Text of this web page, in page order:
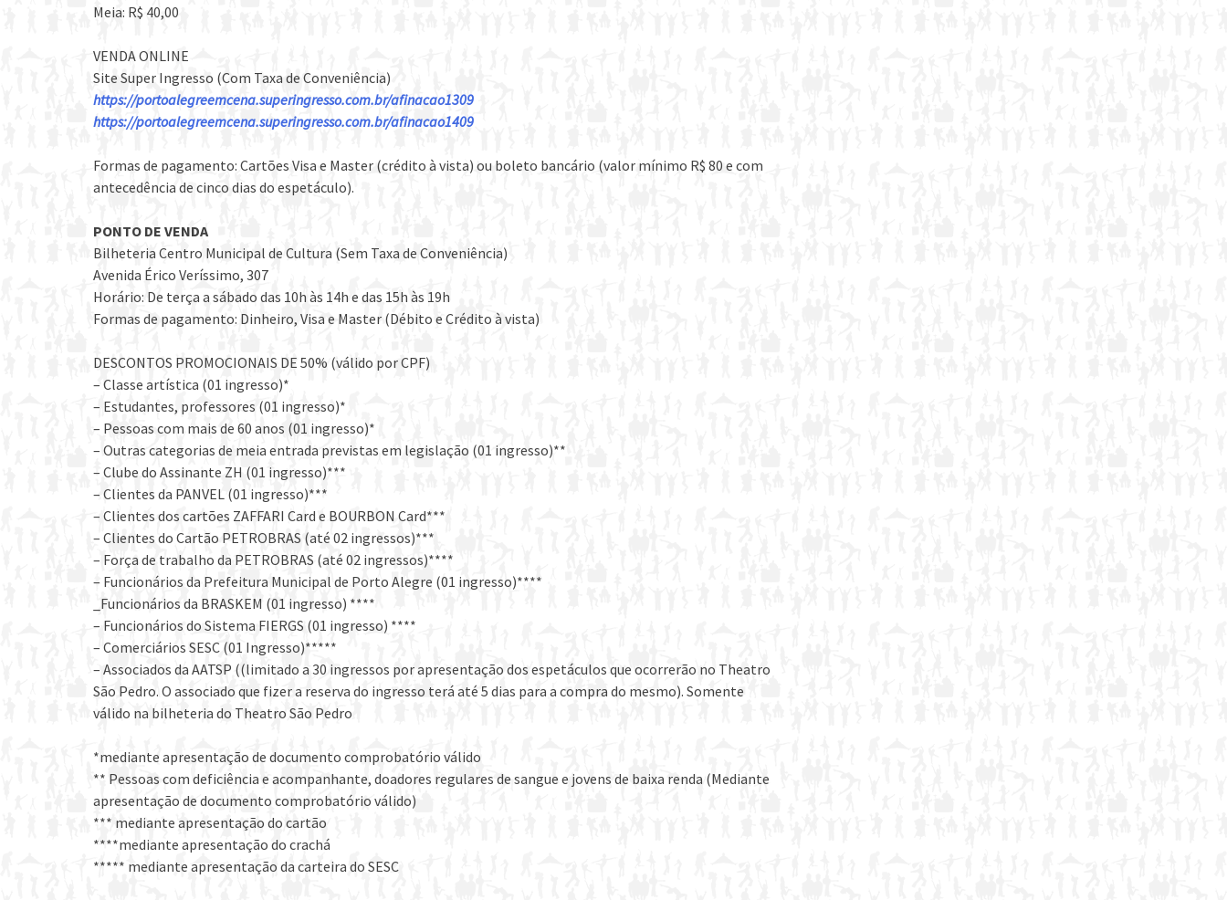
Meia: R$ 40,00
VENDA ONLINE
Site Super Ingresso (Com Taxa de Conveniência)
https://portoalegreemcena.superingresso.com.br/afinacao1309
https://portoalegreemcena.superingresso.com.br/afinacao1409
Formas de pagamento: Cartões Visa e Master (crédito à vista) ou boleto bancário (valor mínimo R$ 80 e com
antecedência de cinco dias do espetáculo).
PONTO DE VENDA
Bilheteria Centro Municipal de Cultura (Sem Taxa de Conveniência)
Avenida Érico Veríssimo, 307
Horário: De terça a sábado das 10h às 14h e das 15h às 19h
Formas de pagamento: Dinheiro, Visa e Master (Débito e Crédito à vista)
DESCONTOS PROMOCIONAIS DE 50% (válido por CPF)
– Classe artística (01 ingresso)*
– Estudantes, professores (01 ingresso)*
– Pessoas com mais de 60 anos (01 ingresso)*
– Outras categorias de meia entrada previstas em legislação (01 ingresso)**
– Clube do Assinante ZH (01 ingresso)***
– Clientes da PANVEL (01 ingresso)***
– Clientes dos cartões ZAFFARI Card e BOURBON Card***
– Clientes do Cartão PETROBRAS (até 02 ingressos)***
– Força de trabalho da PETROBRAS (até 02 ingressos)****
– Funcionários da Prefeitura Municipal de Porto Alegre (01 ingresso)****
_Funcionários da BRASKEM (01 ingresso) ****
– Funcionários do Sistema FIERGS (01 ingresso) ****
– Comerciários SESC (01 Ingresso)*****
– Associados da AATSP ((limitado a 30 ingressos por apresentação dos espetáculos que ocorrerão no Theatro
São Pedro. O associado que fizer a reserva do ingresso terá até 5 dias para a compra do mesmo). Somente
válido na bilheteria do Theatro São Pedro
*mediante apresentação de documento comprobatório válido
** Pessoas com deficiência e acompanhante, doadores regulares de sangue e jovens de baixa renda (Mediante
apresentação de documento comprobatório válido)
*** mediante apresentação do cartão
****mediante apresentação do crachá
***** mediante apresentação da carteira do SESC